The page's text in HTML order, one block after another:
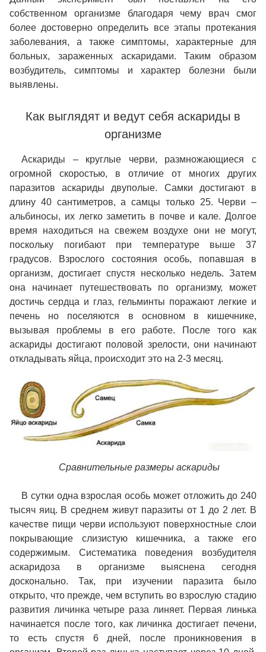
собственном организме благодаря чему врач смог
более достоверно определить все этапы протекания
заболевания, а также симптомы, характерные для
больных, зараженных аскаридами. Таким образом
возбудитель, симптомы и характер болезни были
выявлены.
Как выглядят и ведут себя аскариды в
организме
Аскариды – круглые черви, размножающиеся с
огромной скоростью, в отличие от многих других
паразитов аскариды двуполые. Самки достигают в
длину 40 сантиметров, а самцы только 25. Черви –
альбиносы, их легко заметить в почве и кале. Долгое
время находиться на свежем воздухе они не могут,
поскольку погибают при температуре выше 37
градусов. Взрослого состояния особь, попавшая в
организм, достигает спустя несколько недель. Затем
она начинает путешествовать по организму, может
достичь сердца и глаз, гельминты поражают легкие и
печень но поселяются в основном в кишечнике,
вызывая проблемы в его работе. После того как
аскариды достигают половой зрелости, они начинают
откладывать яйца, происходит это на 2-3 месяц.
Сравнительные размеры аскариды
В сутки одна взрослая особь может отложить до 240
тысяч яиц. В среднем живут паразиты от 1 до 2 лет. В
качестве пищи черви используют поверхностные слои
покрывающие слизистую кишечника, а также его
содержимым. Систематика поведения возбудителя
аскаридоза в организме выяснена сегодня
досконально. Так, при изучении паразита было
открыто, что прежде, чем вступить во взрослую стадию
развития личинка четыре раза линяет. Первая линька
начинается после того, как личинка достигает печени,
то есть спустя 6 дней, после проникновения в